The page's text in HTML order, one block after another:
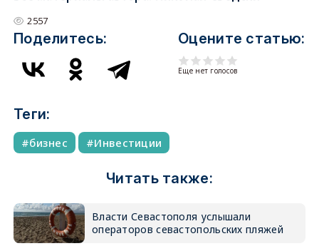
2557
Поделитесь: Оцените статью:
Еще нет голосов
Теги:
бизнес Инвестиции
Читать также:
Власти Севастополя услышали
операторов севастопольских пляжей